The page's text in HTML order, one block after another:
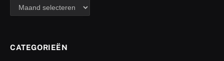
archief
CATEGORIEËN